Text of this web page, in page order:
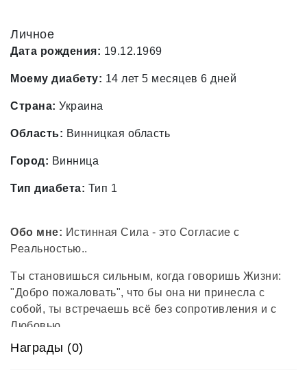
Личное
Дата рождения: 19.12.1969
Моему диабету: 14 лет 5 месяцев 6 дней
Страна: Украина
Область: Винницкая область
Город: Винница
Тип диабета: Тип 1
Обо мне: Истинная Сила - это Согласие с
Реальностью..
Ты становишься сильным, когда говоришь Жизни:
"Добро пожаловать", что бы она ни принесла с
собой, ты встречаешь всё без сопротивления и с
Любовью....
Награды (0)